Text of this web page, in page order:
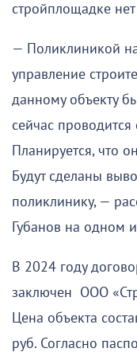
стройплощадке
— Поликлиникой
управление
данному объекту
сейчас проводится
Планируется, что
Будут сделаны
поликлинику, —
Губанов на одном
В 2024 году
заключен ООО
Цена объекта
руб. Согласно